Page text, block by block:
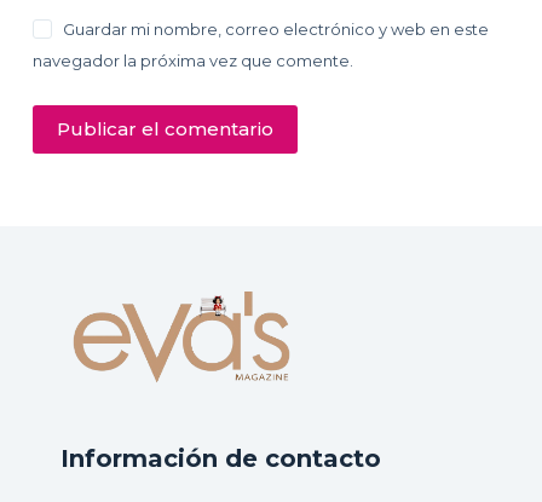
Guardar mi nombre, correo electrónico y web en este
navegador la próxima vez que comente.
Publicar el comentario
Información de contacto